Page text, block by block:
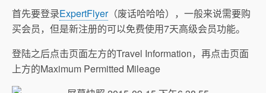
首先要登录ExpertFlyer（废话哈哈哈），一般来说需要购
买会员，但是新注册的可以免费使用7天高级会员功能。
登陆之后点击页面左方的Travel Information，再点击页面
上方的Maximum Permitted Mileage